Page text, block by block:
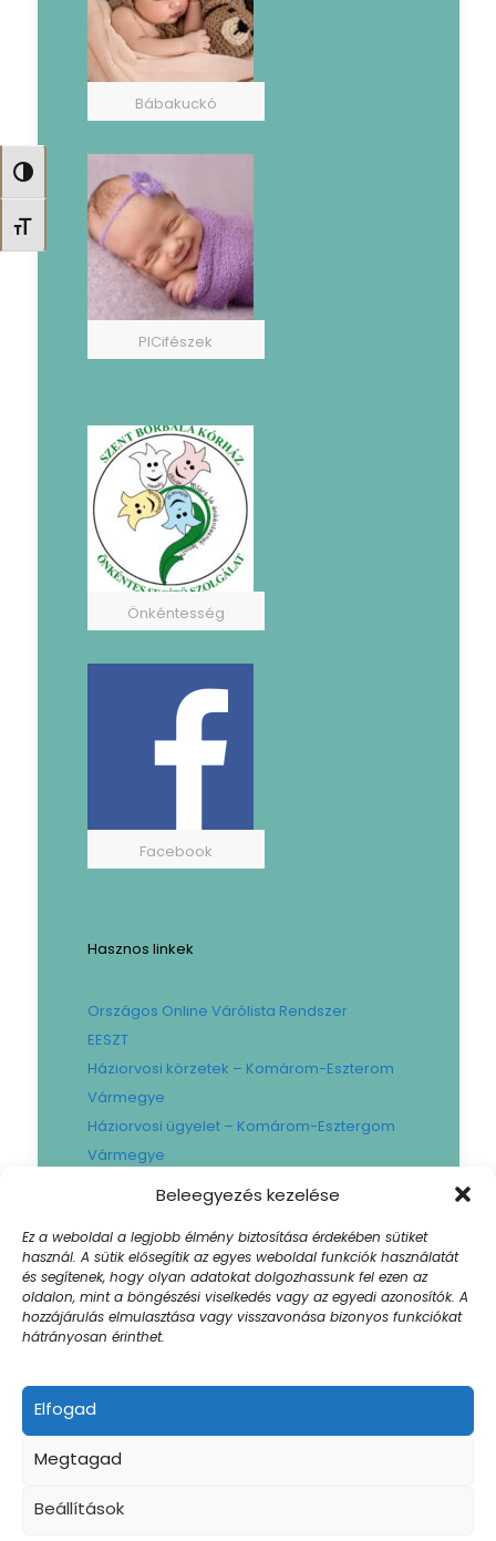
Beleegyezés kezelése
Ez a weboldal a legjobb élmény biztosítása érdekében sütiket
használ. A sütik elősegítik az egyes weboldal funkciók használatát
és segítenek, hogy olyan adatokat dolgozhassunk fel ezen az
oldalon, mint a böngészési viselkedés vagy az egyedi azonosítók. A
hozzájárulás elmulasztása vagy visszavonása bizonyos funkciókat
hátrányosan érinthet.
Elfogad
Megtagad
Beállítások
Nagy kontraszt váltása
Betűméret váltása
Bábakuckó
PICifészek
Önkéntesség
Facebook
Hasznos linkek
Országos Online Várólista Rendszer
EESZT
Háziorvosi körzetek – Komárom-Eszterom
Vármegye
Háziorvosi ügyelet – Komárom-Esztergom
Vármegye
Gyógyszertári ügyelet – Komárom-
Városi Fogászat
Művese Állomás B.Braun
Facility hibabejelentő
Sajtószoba
© 2024 Szent Borbála Kórház. All Rights |
Akadálymentesített weboldal